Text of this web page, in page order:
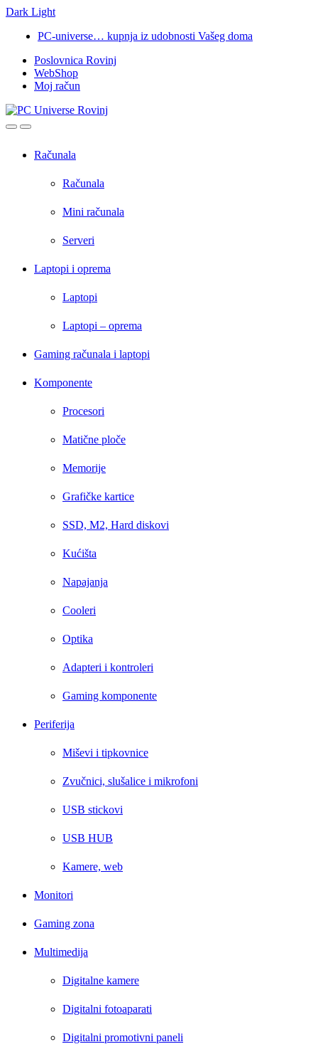
Dark Light
navigation
content
PC-universe… kupnja iz udobnosti Vašeg doma
Poslovnica Rovinj
WebShop
Moj račun
OpenClose
Računala
Računala
Mini računala
Serveri
Laptopi i oprema
Laptopi
Laptopi – oprema
Gaming računala i laptopi
Komponente
Procesori
Matične ploče
Memorije
Grafičke kartice
SSD, M2, Hard diskovi
Kućišta
Napajanja
Cooleri
Optika
Adapteri i kontroleri
Gaming komponente
Periferija
Miševi i tipkovnice
Zvučnici, slušalice i mikrofoni
USB stickovi
USB HUB
Kamere, web
Monitori
Gaming zona
Multimedija
Digitalne kamere
Digitalni fotoaparati
Digitalni promotivni paneli